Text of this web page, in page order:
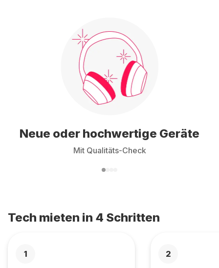
Neue oder hochwertige Geräte
Mit Qualitäts-Check
Tech mieten in 4 Schritten
1 2